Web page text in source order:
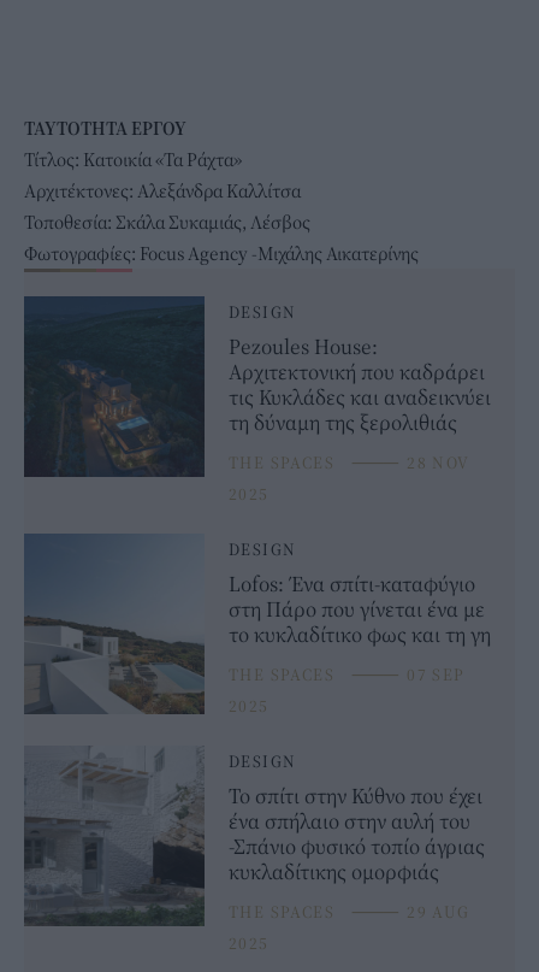
ΤΑΥΤΟΤΗΤΑ ΕΡΓΟΥ
Τίτλος: Κατοικία «Τα Ράχτα»
Αρχιτέκτονες: Αλεξάνδρα Καλλίτσα
Τοποθεσία: Σκάλα Συκαμιάς, Λέσβος
Φωτογραφίες: Focus Agency -Μιχάλης Αικατερίνης
DESIGN
Pezoules House:
Αρχιτεκτονική που καδράρει
τις Κυκλάδες και αναδεικνύει
τη δύναμη της ξερολιθιάς
THE SPACES ⸻ 28 NOV
2025
DESIGN
Lofos: Ένα σπίτι-καταφύγιο
στη Πάρο που γίνεται ένα με
το κυκλαδίτικο φως και τη γη
THE SPACES ⸻ 07 SEP
2025
DESIGN
Το σπίτι στην Κύθνο που έχει
ένα σπήλαιο στην αυλή του
-Σπάνιο φυσικό τοπίο άγριας
κυκλαδίτικης ομορφιάς
THE SPACES ⸻ 29 AUG
2025